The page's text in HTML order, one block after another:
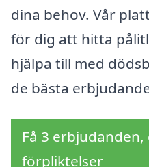
dina behov. Vår
för dig att hitta
hjälpa till med
de bästa
Få 3
förpliktelser